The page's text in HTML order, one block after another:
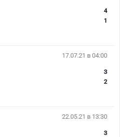
4
1
17.07.21 в 04:00
3
2
22.05.21 в 13:30
3